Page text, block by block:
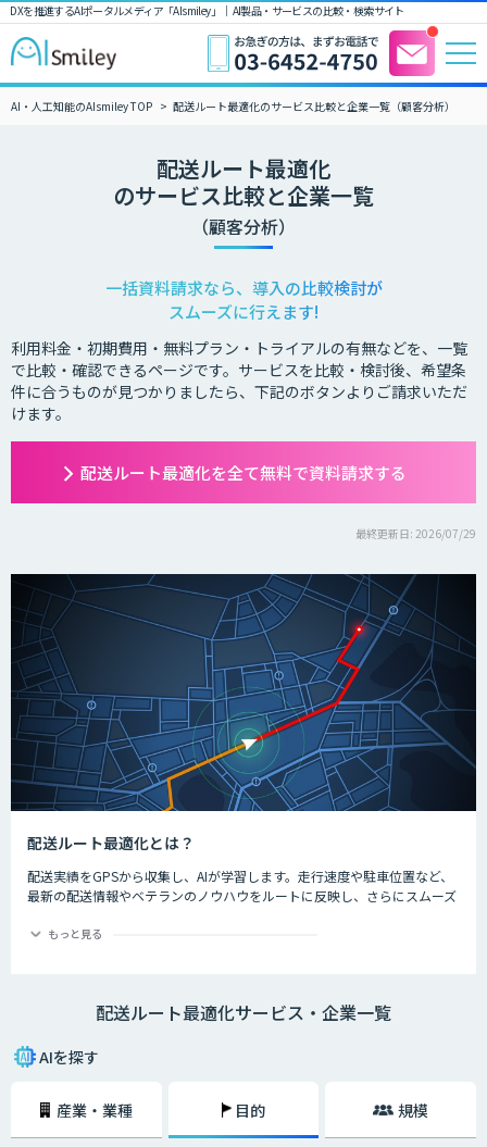
DXを推進するAIポータルメディア「AIsmiley」｜ AI製品・サービスの比較・検索サイト
AI・人工知能のAIsmiley TOP 配送ルート最適化のサービス比較と企業一覧（顧客分析）
配送ルート最適化
のサービス比較と企業一覧
（顧客分析）
一括資料請求なら、導入の比較検討が
スムーズに行えます!
利用料金・初期費用・無料プラン・トライアルの有無などを、一覧
で比較・確認できるページです。サービスを比較・検討後、希望条
件に合うものが見つかりましたら、下記のボタンよりご請求いただ
けます。
配送ルート最適化を全て無料で資料請求する
最終更新日: 2026/07/29
配送ルート最適化とは？
配送実績をGPSから収集し、AIが学習します。走行速度や駐車位置など、
最新の配送情報やベテランのノウハウをルートに反映し、さらにスムーズ
もっと見る
配送ルート最適化サービス・企業一覧
AIを探す
産業・業種 目的 規模